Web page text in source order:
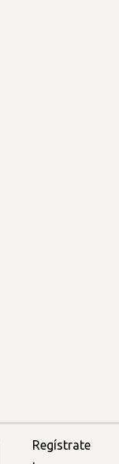
Regístrate